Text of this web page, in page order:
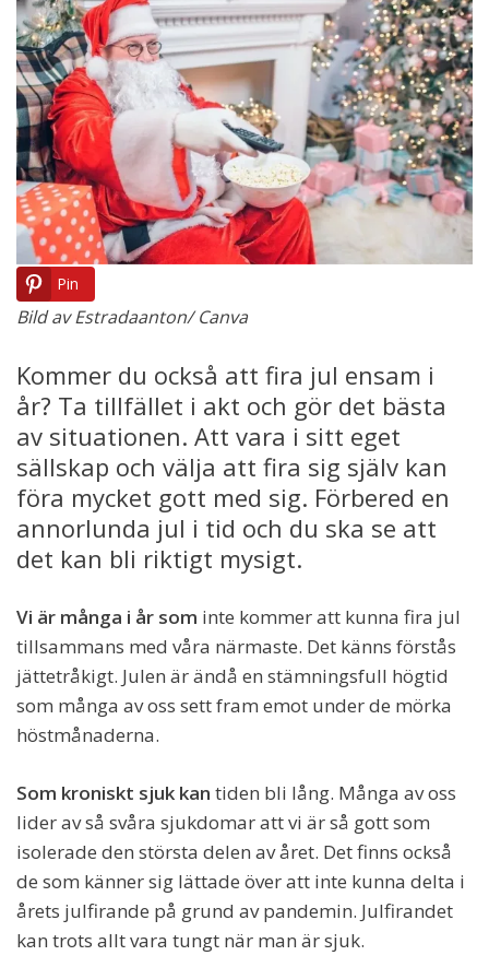
Pin
Bild av Estradaanton/ Canva
Kommer du också att fira jul ensam i
år? Ta tillfället i akt och gör det bästa
av situationen. Att vara i sitt eget
sällskap och välja att fira sig själv kan
föra mycket gott med sig. Förbered en
annorlunda jul i tid och du ska se att
det kan bli riktigt mysigt.
Vi är många i år som inte kommer att kunna fira jul
tillsammans med våra närmaste. Det känns förstås
jättetråkigt. Julen är ändå en stämningsfull högtid
som många av oss sett fram emot under de mörka
höstmånaderna.
Som kroniskt sjuk kan tiden bli lång. Många av oss
lider av så svåra sjukdomar att vi är så gott som
isolerade den största delen av året. Det finns också
de som känner sig lättade över att inte kunna delta i
årets julfirande på grund av pandemin. Julfirandet
kan trots allt vara tungt när man är sjuk.